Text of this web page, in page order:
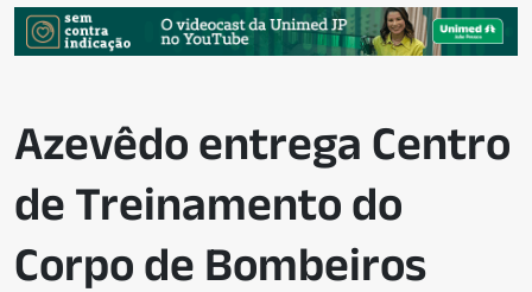
Azevêdo entrega Centro
de Treinamento do
Corpo de Bombeiros